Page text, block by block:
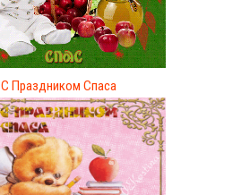
С Праздником Спаса